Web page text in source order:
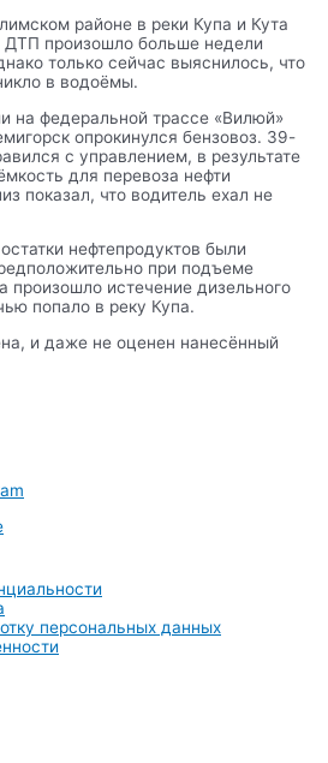
районе в реки Купа и Кута
ДТП произошло больше недели
только сейчас выяснилось, что
в водоёмы.
на федеральной трассе «Вилюй»
опрокинулся бензовоз. 39-
с управлением, в результате
для перевоза нефти
показал, что водитель ехал не
нефтепродуктов были
при подъеме
произошло истечение дизельного
попало в реку Купа.
и даже не оценен нанесённый
персональных данных